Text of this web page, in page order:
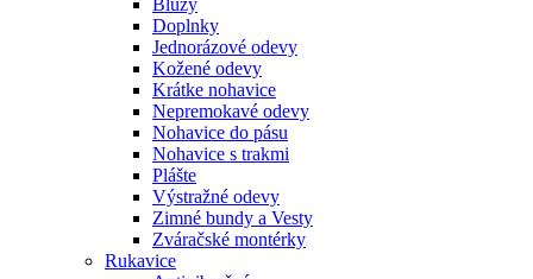
Blúzy
Doplnky
Jednorázové odevy
Kožené odevy
Krátke nohavice
Nepremokavé odevy
Nohavice do pásu
Nohavice s trakmi
Plášte
Výstražné odevy
Zimné bundy a Vesty
Zváračské montérky
Rukavice